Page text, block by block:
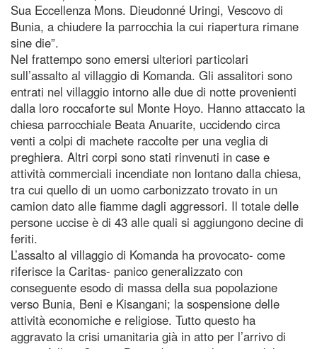
Sua Eccellenza Mons. Dieudonné Uringi, Vescovo di
Bunia, a chiudere la parrocchia la cui riapertura rimane
sine die”.
Nel frattempo sono emersi ulteriori particolari
sull’assalto al villaggio di Komanda. Gli assalitori sono
entrati nel villaggio intorno alle due di notte provenienti
dalla loro roccaforte sul Monte Hoyo. Hanno attaccato la
chiesa parrocchiale Beata Anuarite, uccidendo circa
venti a colpi di machete raccolte per una veglia di
preghiera. Altri corpi sono stati rinvenuti in case e
attività commerciali incendiate non lontano dalla chiesa,
tra cui quello di un uomo carbonizzato trovato in un
camion dato alle fiamme dagli aggressori. Il totale delle
persone uccise è di 43 alle quali si aggiungono decine di
feriti.
L’assalto al villaggio di Komanda ha provocato- come
riferisce la Caritas- panico generalizzato con
conseguente esodo di massa della sua popolazione
verso Bunia, Beni e Kisangani; la sospensione delle
attività economiche e religiose. Tutto questo ha
aggravato la crisi umanitaria già in atto per l’arrivo di